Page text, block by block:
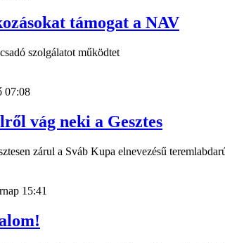
támogat a NAV
szolgálatot működtet
07:08
vág neki a Gesztes
zárul a Sváb Kupa elnevezésű
15:41